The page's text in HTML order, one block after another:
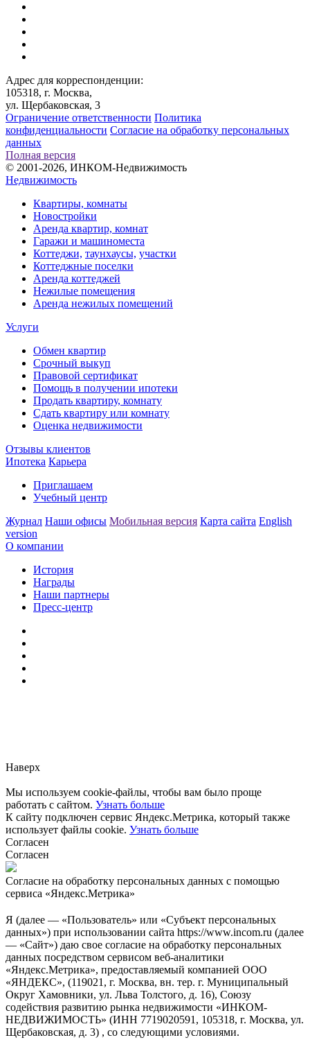
Адрес для корреспонденции:
105318, г. Москва,
ул. Щербаковская, 3
Ограничение ответственности Политика
конфиденциальности Согласие на обработку персональных
данных
Полная версия
© 2001-2026, ИНКОМ-Недвижимость
Недвижимость
Квартиры, комнаты
Новостройки
Аренда квартир, комнат
Гаражи и машиноместа
Коттеджи, таунхаусы, участки
Коттеджные поселки
Аренда коттеджей
Нежилые помещения
Аренда нежилых помещений
Услуги
Обмен квартир
Срочный выкуп
Правовой сертификат
Помощь в получении ипотеки
Продать квартиру, комнату
Сдать квартиру или комнату
Оценка недвижимости
Отзывы клиентов
Ипотека Карьера
Приглашаем
Учебный центр
Журнал Наши офисы Мобильная версия Карта сайта English
version
О компании
История
Награды
Наши партнеры
Пресс-центр
Наверх
Мы используем cookie-файлы, чтобы вам было проще
работать с сайтом. Узнать больше
К сайту подключен сервис Яндекс.Метрика, который также
использует файлы cookie. Узнать больше
Согласен
Согласен
Согласие на обработку персональных данных с помощью
сервиса «Яндекс.Метрика»
Я (далее — «Пользователь» или «Субъект персональных
данных») при использовании сайта https://www.incom.ru (далее
— «Сайт») даю свое согласие на обработку персональных
данных посредством сервисом веб-аналитики
«Яндекс.Метрика», предоставляемый компанией ООО
«ЯНДЕКС», (119021, г. Москва, вн. тер. г. Муниципальный
Округ Хамовники, ул. Льва Толстого, д. 16), Союзу
содействия развитию рынка недвижимости «ИНКОМ-
НЕДВИЖИМОСТЬ» (ИНН 7719020591, 105318, г. Москва, ул.
Щербаковская, д. 3) , со следующими условиями.